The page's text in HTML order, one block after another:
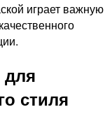
играет важную
стиля